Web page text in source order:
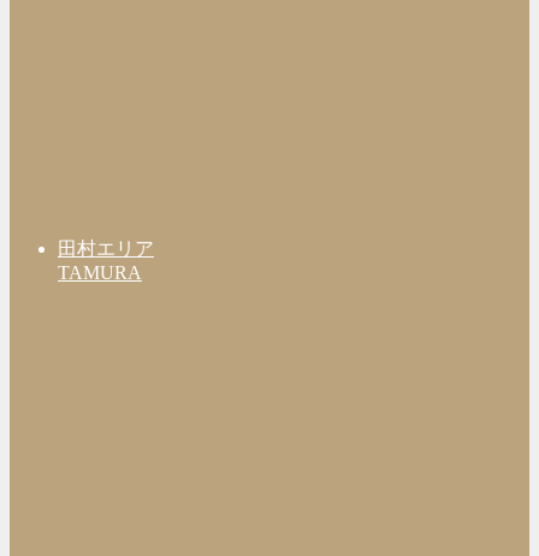
田村エリア
TAMURA